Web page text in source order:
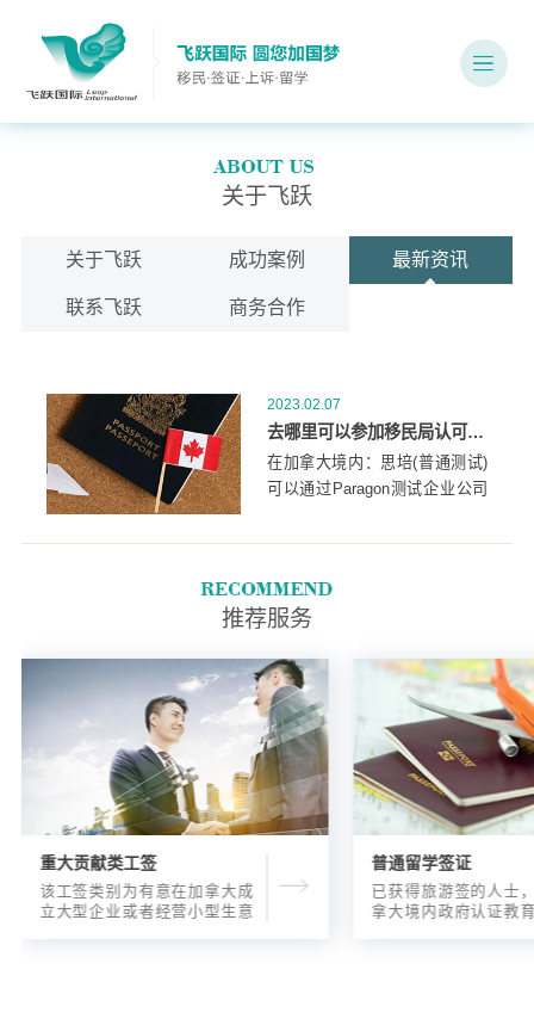
关于飞跃
关于飞跃 成功案例 最新资讯
联系飞跃 商务合作
2023.02.07
去哪里可以参加移民局认可的第三方语言测试？
在加拿大境内：思培(普通测试)
可以通过Paragon测试企业公司
剑桥评估英语公司、澳大利亚
可以通过巴黎工商会参加 "加拿
大法语水平测试"(TEF)。
推荐服务
重大贡献类工签
该工签类别为有意在加拿大成
立大型企业或者经营小型生意
普通留学签证
已获得旅游签的人士
拿大境内政府认证教